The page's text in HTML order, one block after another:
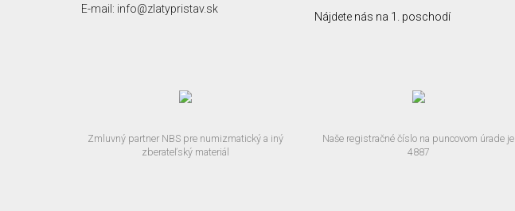
E-mail: info@zlatypristav.sk
Nájdete nás na 1. poschodí
Zmluvný partner NBS pre numizmatický a iný
zberateľský materiál
Naše registračné číslo na puncovom úrade je
4887